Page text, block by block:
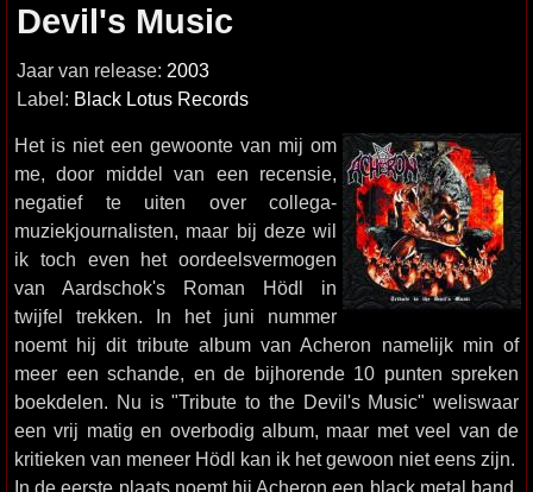
Devil's Music
Jaar van release: 2003
Label: Black Lotus Records
Het is niet een gewoonte van mij om
me, door middel van een recensie,
negatief te uiten over collega-
muziekjournalisten, maar bij deze wil
ik toch even het oordeelsvermogen
van Aardschok's Roman Hödl in
twijfel trekken. In het juni nummer
noemt hij dit tribute album van Acheron namelijk min of
meer een schande, en de bijhorende 10 punten spreken
boekdelen. Nu is "Tribute to the Devil's Music" weliswaar
een vrij matig en overbodig album, maar met veel van de
kritieken van meneer Hödl kan ik het gewoon niet eens zijn.
In de eerste plaats noemt hij Acheron een black metal band,